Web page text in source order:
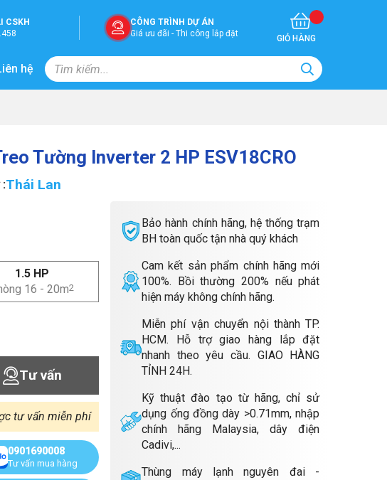
CSKH
CÔNG TRÌNH DỰ ÁN
Giá ưu đãi - Thi công lắp đặt
GIỎ HÀNG
hệ
Tường Inverter 2 HP ESV18CRO
:Thái Lan
1.5 HP
16 - 20m2
Tư vấn
tư vấn miễn phí
0901690008
Tư vấn mua hàng
Bảo hành chính hãng, hệ thống trạm
BH toàn quốc tận nhà quý khách
Cam kết sản phẩm chính hãng mới
100%. Bồi thường 200% nếu phát
hiện máy không chính hãng.
Miễn phí vận chuyển nội thành TP.
HCM. Hỗ trợ giao hàng lắp đặt
nhanh theo yêu cầu. GIAO HÀNG
TỈNH 24H.
Kỹ thuật đào tạo từ hãng, chỉ sử
dụng ống đồng dày >0.71mm, nhập
chính hãng Malaysia, dây điện
Cadivi,...
Thùng máy lạnh nguyên đai -